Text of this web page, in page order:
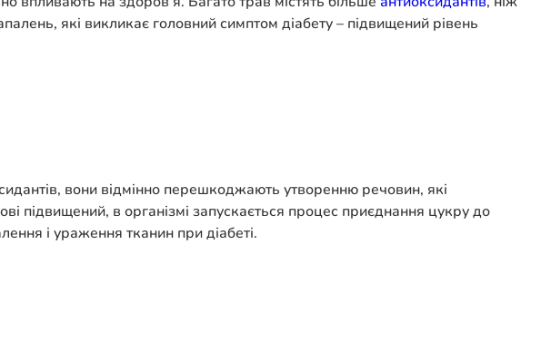
які викликає головний симптом діабету – підвищений рівень
вони відмінно перешкоджають утворенню речовин, які
підвищений, в організмі запускається процес приєднання цукру до
і ураження тканин при діабеті.